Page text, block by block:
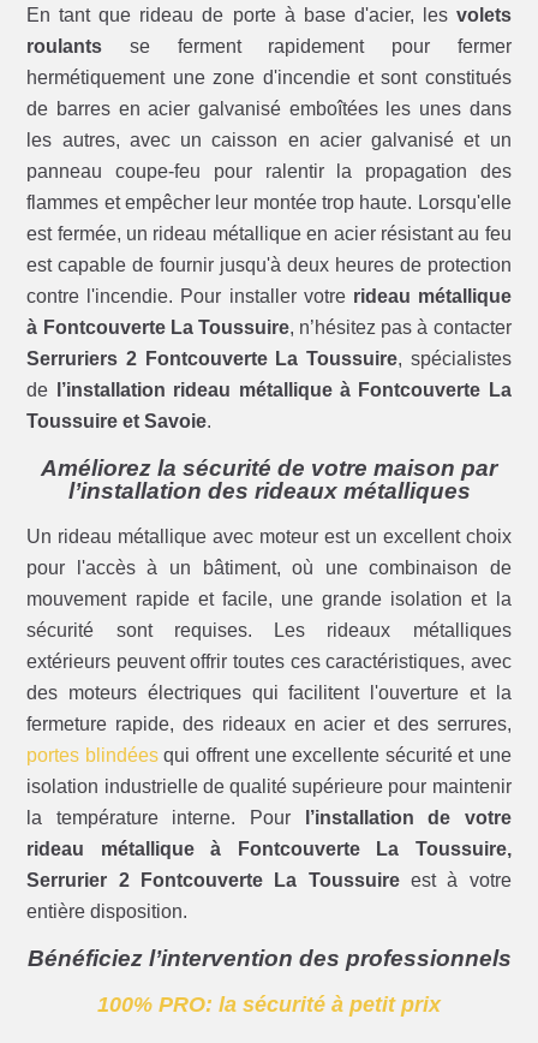
En tant que rideau de porte à base d'acier, les volets
roulants se ferment rapidement pour fermer
hermétiquement une zone d'incendie et sont constitués
de barres en acier galvanisé emboîtées les unes dans
les autres, avec un caisson en acier galvanisé et un
panneau coupe-feu pour ralentir la propagation des
flammes et empêcher leur montée trop haute. Lorsqu'elle
est fermée, un rideau métallique en acier résistant au feu
est capable de fournir jusqu'à deux heures de protection
contre l'incendie. Pour installer votre rideau métallique
à Fontcouverte La Toussuire, n’hésitez pas à contacter
Serruriers 2 Fontcouverte La Toussuire, spécialistes
de
l’installation rideau métallique à Fontcouverte La
Toussuire et Savoie.
Améliorez la sécurité de votre maison par
l’installation des rideaux métalliques
Un rideau métallique avec moteur est un excellent choix
pour l'accès à un bâtiment, où une combinaison de
mouvement rapide et facile, une grande isolation et la
sécurité sont requises. Les rideaux métalliques
extérieurs peuvent offrir toutes ces caractéristiques, avec
des moteurs électriques qui facilitent l'ouverture et la
fermeture rapide, des rideaux en acier et des serrures,
portes blindéesqui offrent une excellente sécurité et une
isolation industrielle de qualité supérieure pour maintenir
la température interne. Pour
l’installation de votre
rideau métallique à Fontcouverte La Toussuire,
Serrurier 2 Fontcouverte La Toussuireest à votre
entière disposition.
Bénéficiez l’intervention des professionnels
100% PRO: la sécurité à petit prix